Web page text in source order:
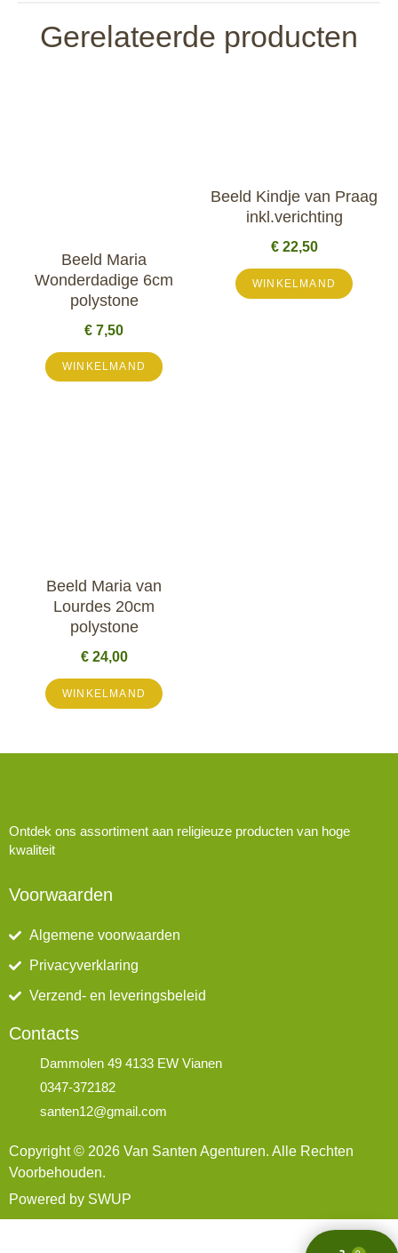
Gerelateerde producten
Beeld Maria
Wonderdadige 6cm
polystone
€ 7,50
WINKELMAND
Beeld Kindje van Praag
inkl.verichting
€22,50
WINKELMAND
Beeld Maria van
Lourdes 20cm
polystone
€24,00
WINKELMAND
Ontdek ons assortiment aan religieuze producten van hoge
kwaliteit
Voorwaarden
Algemene voorwaarden
Privacyverklaring
Verzend- en leveringsbeleid
Contacts
Dammolen 49 4133 EW Vianen
0347-372182
santen12@gmail.com
Copyright © 2026 Van Santen Agenturen. Alle Rechten
Voorbehouden.
Powered by SWUP